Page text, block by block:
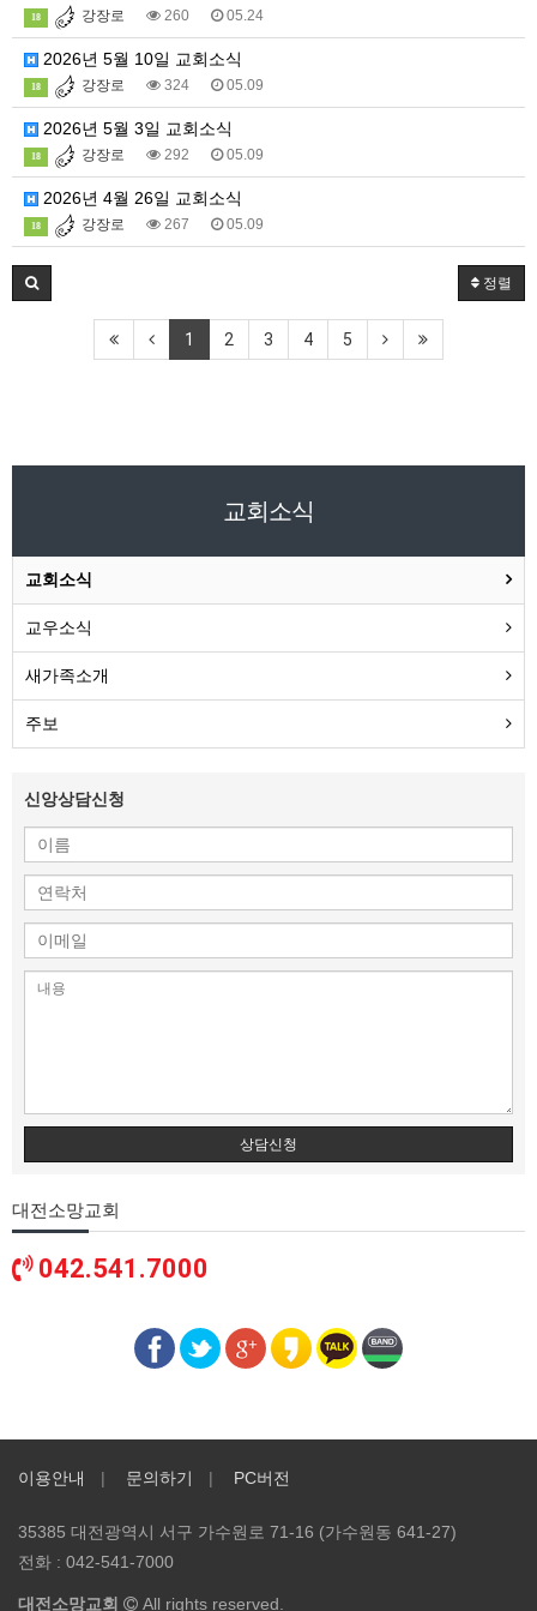
18 강장로 260 05.24
2026년 5월 10일 교회소식
18 강장로 324 05.09
2026년 5월 3일 교회소식
18 강장로 292 05.09
2026년 4월 26일 교회소식
18 강장로 267 05.09
정렬
1 2 3 4 5
교회소식
교회소식
교우소식
새가족소개
주보
신앙상담신청
상담신청
대전소망교회
042.541.7000
이용안내 문의하기 PC버전
35385 대전광역시 서구 가수원로 71-16 (가수원동 641-27)
전화 : 042-541-7000
대전소망교회 All rights reserved.